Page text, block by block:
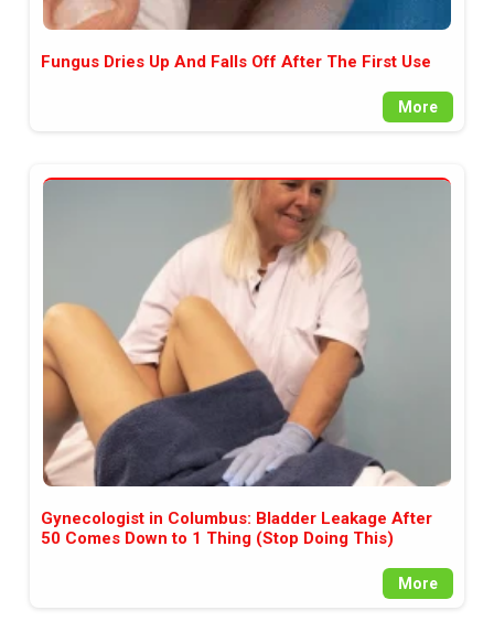
Fungus Dries Up And Falls Off After The First Use
More
Gynecologist in Columbus: Bladder Leakage After
50 Comes Down to 1 Thing (Stop Doing This)
More